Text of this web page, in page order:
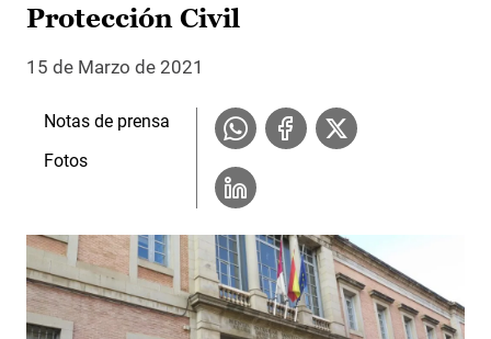
Protección Civil
15 de Marzo de 2021
Notas de prensa
Fotos